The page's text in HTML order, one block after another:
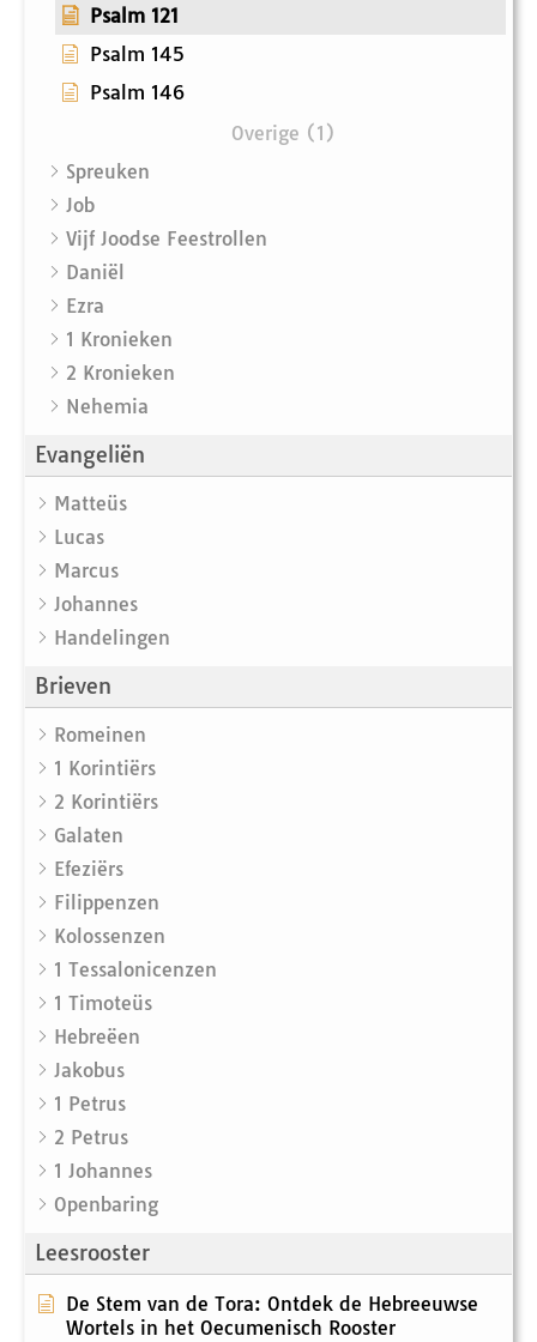
Psalm 121
Psalm 145
Psalm 146
Overige (1)
Spreuken
Job
Vijf Joodse Feestrollen
Daniël
Ezra
1 Kronieken
2 Kronieken
Nehemia
Evangeliën
Matteüs
Lucas
Marcus
Johannes
Handelingen
Brieven
Romeinen
1 Korintiërs
2 Korintiërs
Galaten
Efeziërs
Filippenzen
Kolossenzen
1 Tessalonicenzen
1 Timoteüs
Hebreëen
Jakobus
1 Petrus
2 Petrus
1 Johannes
Openbaring
Leesrooster
De Stem van de Tora: Ontdek de Hebreeuwse
Wortels in het Oecumenisch Rooster